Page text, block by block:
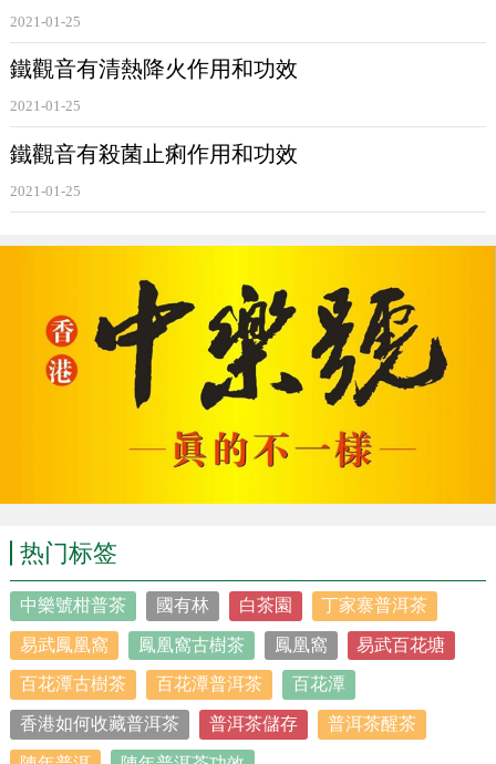
3.1%;偶爾喝的為2.3%;常年喝的(3年以上)為1.4%。由此可
見，常喝鐵觀音 的人比不喝鐵觀音的冠心病發病率低。
2021-01-25
鐵觀音有清熱降火作用和功效
2021-01-25
鐵觀音有殺菌止痢作用和功效
2021-01-25
热门标签
中樂號柑普茶 國有林 白茶園 丁家寨普洱茶
易武鳳凰窩 鳳凰窩古樹茶 鳳凰窩 易武百花塘
百花潭古樹茶 百花潭普洱茶 百花潭
香港如何收藏普洱茶 普洱茶儲存 普洱茶醒茶